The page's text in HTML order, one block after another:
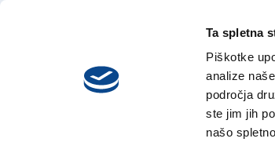
Ta spletna
Piškotke
analize
področja
ste jim jih
našo
6.
MEDNARODNA POLITIKA